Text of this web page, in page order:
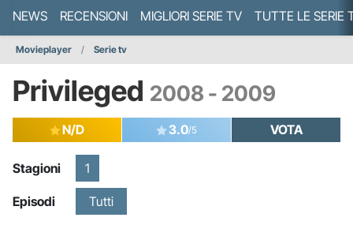
NEWS RECENSIONI MIGLIORI SERIE TV TUTTE LE SERIE
Movieplayer Serie tv
Privileged 2008 - 2009
N/D 3.0/5 VOTA
Stagioni 1
Episodi Tutti